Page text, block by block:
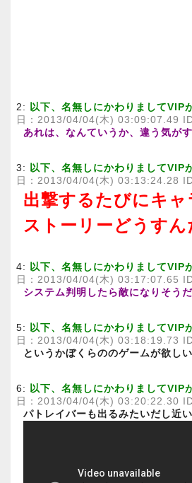
2: 以下、名無しにかわりましてVIP
日：2013/04/04(木) 03:09:07.49
あれは、なんていうか、違う気が
3: 以下、名無しにかわりましてVIP
日：2013/04/04(木) 03:13:24.28
出撃するたびにキ
ストーリーどうすん
4: 以下、名無しにかわりましてVIP
日：2013/04/04(木) 03:17:07.65
システム判明したら敵になりそうだ
5: 以下、名無しにかわりましてVIP
日：2013/04/04(木) 03:18:19.73
というかぼくらののゲームが欲しい
6: 以下、名無しにかわりましてVIP
日：2013/04/04(木) 03:20:22.30
パトレイバーも出るみたいだし近